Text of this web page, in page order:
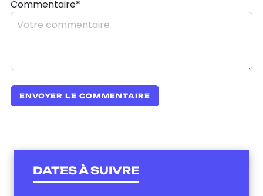
Commentaire*
DATES À SUIVRE